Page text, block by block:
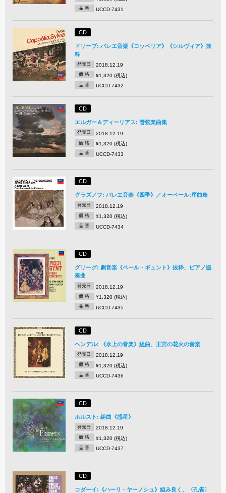
品 番 UCCD-7431
CD
ドリーブ: バレエ音楽《コッペリア》《シルヴィア》抜
粋
発売日 2018.12.19
価 格 ¥1,320 (税込)
品 番 UCCD-7432
CD
エルガー＆ディーリアス: 管弦楽曲集
発売日 2018.12.19
価 格 ¥1,320 (税込)
品 番 UCCD-7433
CD
グラズノフ: バレエ音楽《四季》／オーベール:序曲集
発売日 2018.12.19
価 格 ¥1,320 (税込)
品 番 UCCD-7434
CD
グリーグ: 劇音楽《ペール・ギュント》抜粋、ピアノ協
奏曲
発売日 2018.12.19
価 格 ¥1,320 (税込)
品 番 UCCD-7435
CD
ヘンデル: 《水上の音楽》組曲、王宮の花火の音楽
発売日 2018.12.19
価 格 ¥1,320 (税込)
品 番 UCCD-7436
CD
ホルスト: 組曲《惑星》
発売日 2018.12.19
価 格 ¥1,320 (税込)
品 番 UCCD-7437
CD
コダーイ:《ハーリ・ヤーノシュ》組み良く、〈孔雀〉